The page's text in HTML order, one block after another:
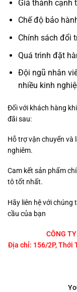
Giá thành cạnh
Chế độ bảo
Chính sách đổi
Quá trình đặt
Đội ngũ nhân
nhiều kinh
Đối với khách hàng
đãi sau:
Hỗ trợ vận chuyển và
nghiêm.
Cam kết sản phẩm
tô tốt nhất.
Hãy liên hệ với
cầu của bạn
CÔNG
Địa chỉ: 156/2P, Thới